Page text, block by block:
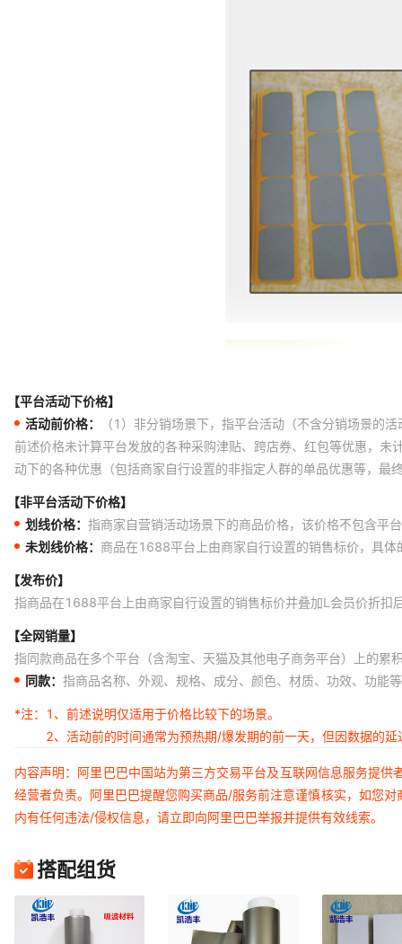
【平台活动下价格】
活动前价格：
（1）非分销场景下，指平台活动（不含分销场景的
前述价格未计算平台发放的各种采购津贴、跨店券、红包等优惠，
动下的各种优惠（包括商家自行设置的非指定人群的单品优惠等，
【非平台活动下价格】
划线价格： 指商家自营销活动场景下的商品价格，该价格不包含平
未划线价格： 商品在1688平台上由商家自行设置的销售标价，具
【发布价】
指商品在1688平台上由商家自行设置的销售标价并叠加L会员价折扣
【全网销量】
指同款商品在多个平台（含淘宝、天猫及其他电子商务平台）上的累
同款： 指商品名称、外观、规格、成分、颜色、材质、功效、功能
*注：
1、前述说明仅适用于价格比较下的场景。
2、活动前的时间通常为预热期/爆发期的前一天，但因数据的
内容声明：阿里巴巴中国站为第三方交易平台及互联网信息服务提
经营者负责。阿里巴巴提醒您购买商品/服务前注意谨慎核实，如您
内有任何违法/侵权信息，请立即向阿里巴巴举报并提供有效线索。
搭配组货